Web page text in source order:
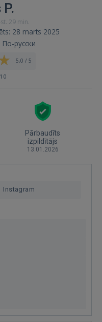
29 min.
28 marts 2025
русски
5,0 / 5
Pārbaudīts
izpildītājs
13.01.2026
Instagram